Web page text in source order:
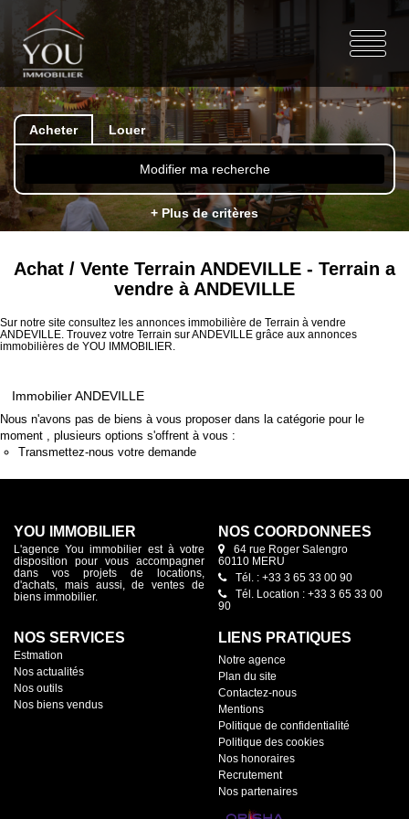
Acheter Louer
Modifier ma recherche
+ Plus de critères
Achat / Vente Terrain ANDEVILLE - Terrain a
vendre à ANDEVILLE
Sur notre site consultez les annonces immobilière de Terrain à vendre
ANDEVILLE. Trouvez votre Terrain sur ANDEVILLE grâce aux annonces
immobilières de YOU IMMOBILIER.
Immobilier ANDEVILLE
Nous n'avons pas de biens à vous proposer dans la catégorie pour le
moment , plusieurs options s'offrent à vous :
Transmettez-nous votre demande
YOU IMMOBILIER
L'agence You immobilier est à votre
disposition pour vous accompagner
dans vos projets de locations,
d'achats, mais aussi, de ventes de
biens immobilier.
NOS COORDONNÉES
64 rue Roger Salengro
60110 MERU
Tél. : +33 3 65 33 00 90
Tél. Location : +33 3 65 33 00
90
NOS SERVICES
Estmation
Nos actualités
Nos outils
Nos biens vendus
LIENS PRATIQUES
Notre agence
Plan du site
Contactez-nous
Mentions
Politique de confidentialité
Politique des cookies
Nos honoraires
Recrutement
Nos partenaires